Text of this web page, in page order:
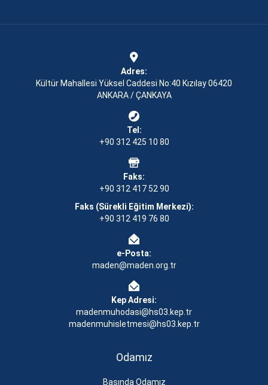
Adres:
Kültür Mahallesi Yüksel Caddesi No:40 Kızılay 06420
ANKARA / ÇANKAYA
Tel:
+90 312 425 10 80
Faks:
+90 312 417 52 90
Faks (Sürekli Eğitim Merkezi):
+90 312 419 76 80
e-Posta:
maden@maden.org.tr
Kep Adresi:
madenmuhodasi@hs03.kep.tr
madenmuhisletmesi@hs03.kep.tr
Odamız
Basında Odamız